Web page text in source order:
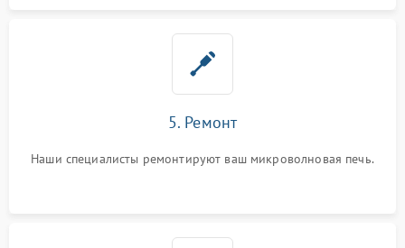
5. Ремонт
Наши специалисты ремонтируют ваш микроволновая печь.